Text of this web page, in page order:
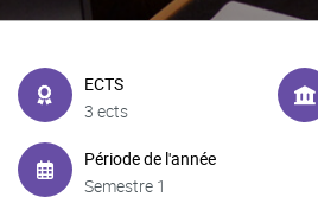
ECTS
3 ects
Période de l'année
Semestre 1